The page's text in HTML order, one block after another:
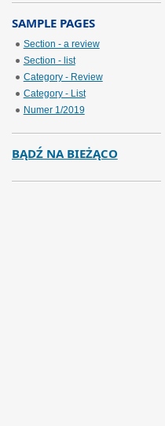
SAMPLE PAGES
Section - a review
Section - list
Category - Review
Category - List
Numer 1/2019
BĄDŹ NA BIEŻĄCO